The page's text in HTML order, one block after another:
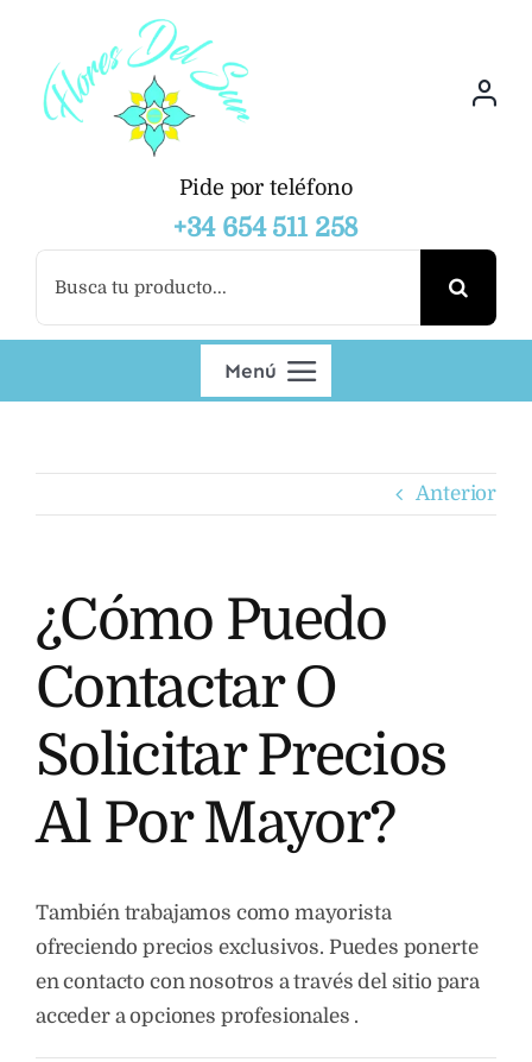
contenido
Pide por teléfono
+34 654 511 258
Menú
Mayoristas
Nosotros
Contacto
Anterior
¿Cómo Puedo
Contactar O
Solicitar Precios
Al Por Mayor?
También trabajamos como mayorista
ofreciendo precios exclusivos. Puedes ponerte
en contacto con nosotros a través del sitio para
acceder a opciones profesionales .